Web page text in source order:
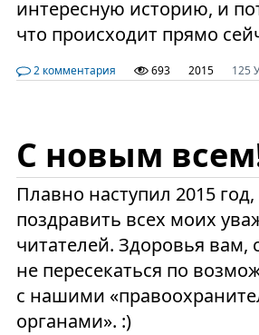
интересную историю, и
что происходит прямо
2 комментария 693 2015 125
С новым
Плавно наступил 2015
поздравить всех моих
читателей. Здоровья вам,
не пересекаться по
с нашими
органами». :)